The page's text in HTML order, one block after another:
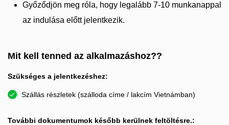
Győződjön meg róla, hogy legalább 7-10 munkanappal
az indulása előtt jelentkezik.
Mit kell tenned az alkalmazáshoz??
Szükséges a jelentkezéshez:
Szállás részletek (szálloda címe / lakcím Vietnámban)
További dokumentumok később kerülnek feltöltésre.: